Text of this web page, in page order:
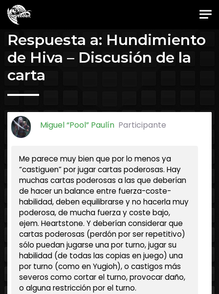
Skip to main content
Foro Oficial JES
Respuesta a: Hundimiento
de Hiva – Discusión de la
carta
Miguel “Pool” Paulín Participante
Me parece muy bien que por lo menos ya
“castiguen” por jugar cartas poderosas. Hay
muchas cartas poderosas a las que deberían
de hacer un balance entre fuerza-coste-
habilidad, deben equilibrarse y no hacerla muy
poderosa, de mucha fuerza y coste bajo,
ejem. Heartstone. Y deberían considerar que
cartas poderosas (perdón por ser repetitivo)
sólo puedan jugarse una por turno, jugar su
habilidad (de todas las copias en juego) una
por turno (como en Yugioh), o castigos más
severos como cortar el turno, provocar daño,
o alguna restricción por el turno.